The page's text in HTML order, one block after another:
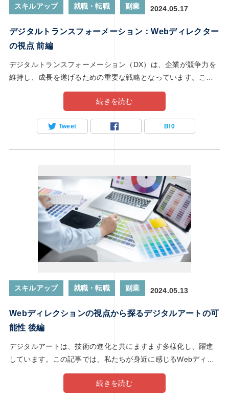
スキルアップ 就職・転職 副業 2024.05.17
デジタルトランスフォーメーション：Webディレクター
の視点 前編
デジタルトランスフォーメーション（DX）は、企業が競争力を
維持し、成長を遂げるための重要な戦略となっています。この
変革の波は、特にWebディレクターの役割に大きな影響を与え
ています。Webディレクターは、企業のオンラインプレゼンス
ーパーソンです。この記事では、Webディレクターの視点から
続きを読む
Tweet B!0
スキルアップ 就職・転職 副業 2024.05.13
Webディレクションの視点から探るデジタルアートの可
能性 後編
デジタルアートは、技術の進化と共にますます多様化し、躍進
しています。この記事では、私たちが身近に感じるWebディレ
クションの視点から、デジタルアートの未来に迫ります。Web
ディレクターは、Webサイトやオンラインプラットフォームを
続きを読む